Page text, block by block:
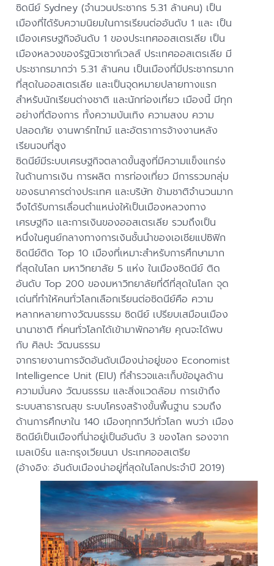
ซิดนีย์ Sydney (จำนวนประชากร 5.31 ล้านคน) เป็น
เมืองที่ได้รับความนิยมในการเรียนต่ออันดับ 1 และ เป็น
เมืองเศรษฐกิจอันดับ 1 ของประเทศออสเตรเลีย เป็น
เมืองหลวงของรัฐนิวเซาท์เวลส์ ประเทศออสเตรเลีย มี
ประชากรมากว่า 5.31 ล้านคน เป็นเมืองที่มีประชากรมาก
ที่สุดในออสเตรเลีย และเป็นจุดหมายปลายทางแรก
สำหรับนักเรียนต่างชาติ และนักท่องเที่ยว เมืองนี้ มีทุก
อย่างที่ต้องการ ทั้งความบันเทิง ความสงบ ความ
ปลอดภัย งานพาร์ทไทม์ และอัตราการจ้างงานหลัง
เรียนจบที่สูง
ซิดนีย์มีระบบเศรษฐกิจตลาดขั้นสูงที่มีความแข็งแกร่ง
ในด้านการเงิน การผลิต การท่องเที่ยว มีการรวมกลุ่ม
ของธนาคารต่างประเทศ และบริษัท ข้ามชาติจำนวนมาก
จึงได้รับการเลื่อนตำแหน่งให้เป็นเมืองหลวงทาง
เศรษฐกิจ และการเงินของออสเตรเลีย รวมถึงเป็น
หนึ่งในศูนย์กลางทางการเงินชั้นนำของเอเชียแปซิฟิก
ซิดนีย์ติด Top 10 เมืองที่เหมาะสำหรับการศึกษามาก
ที่สุดในโลก มหาวิทยาลัย 5 แห่ง ในเมืองซิดนีย์ ติด
อันดับ Top 200 ของมหาวิทยาลัยที่ดีที่สุดในโลก จุด
เด่นที่ทำให้คนทั่วโลกเลือกเรียนต่อซิดนีย์คือ ความ
หลากหลายทางวัฒนธรรม ซิดนีย์ เปรียบเสมือนเมือง
นานาชาติ ที่คนทั่วโลกได้เข้ามาพักอาศัย คุณจะได้พบ
กับ ศิลปะ วัฒนธรรม
จากรายงานการจัดอันดับเมืองน่าอยู่ของ Economist
Intelligence Unit (EIU) ที่สำรวจและเก็บข้อมูลด้าน
ความมั่นคง วัฒนธรรม และสิ่งแวดล้อม การเข้าถึง
ระบบสาธารณสุข ระบบโครงสร้างขั้นพื้นฐาน รวมถึง
ด้านการศึกษาใน 140 เมืองทุกทวีปทั่วโลก พบว่า เมือง
ซิดนีย์เป็นเมืองที่น่าอยู่เป็นอันดับ 3 ของโลก รองจาก
เมลเบิร์น และกรุงเวียนนา ประเทศออสเตรีย
(อ้างอิง: อันดับเมืองน่าอยู่ที่สุดในโลกประจำปี 2019)